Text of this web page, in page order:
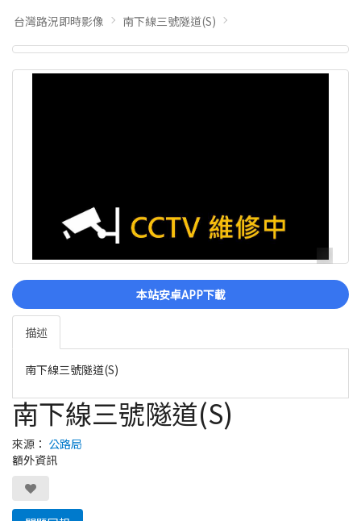
台灣路況即時影像 南下線三號隧道(S)
本站安卓APP下載
描述
南下線三號隧道(S)
南下線三號隧道(S)
來源： 公路局
額外資訊